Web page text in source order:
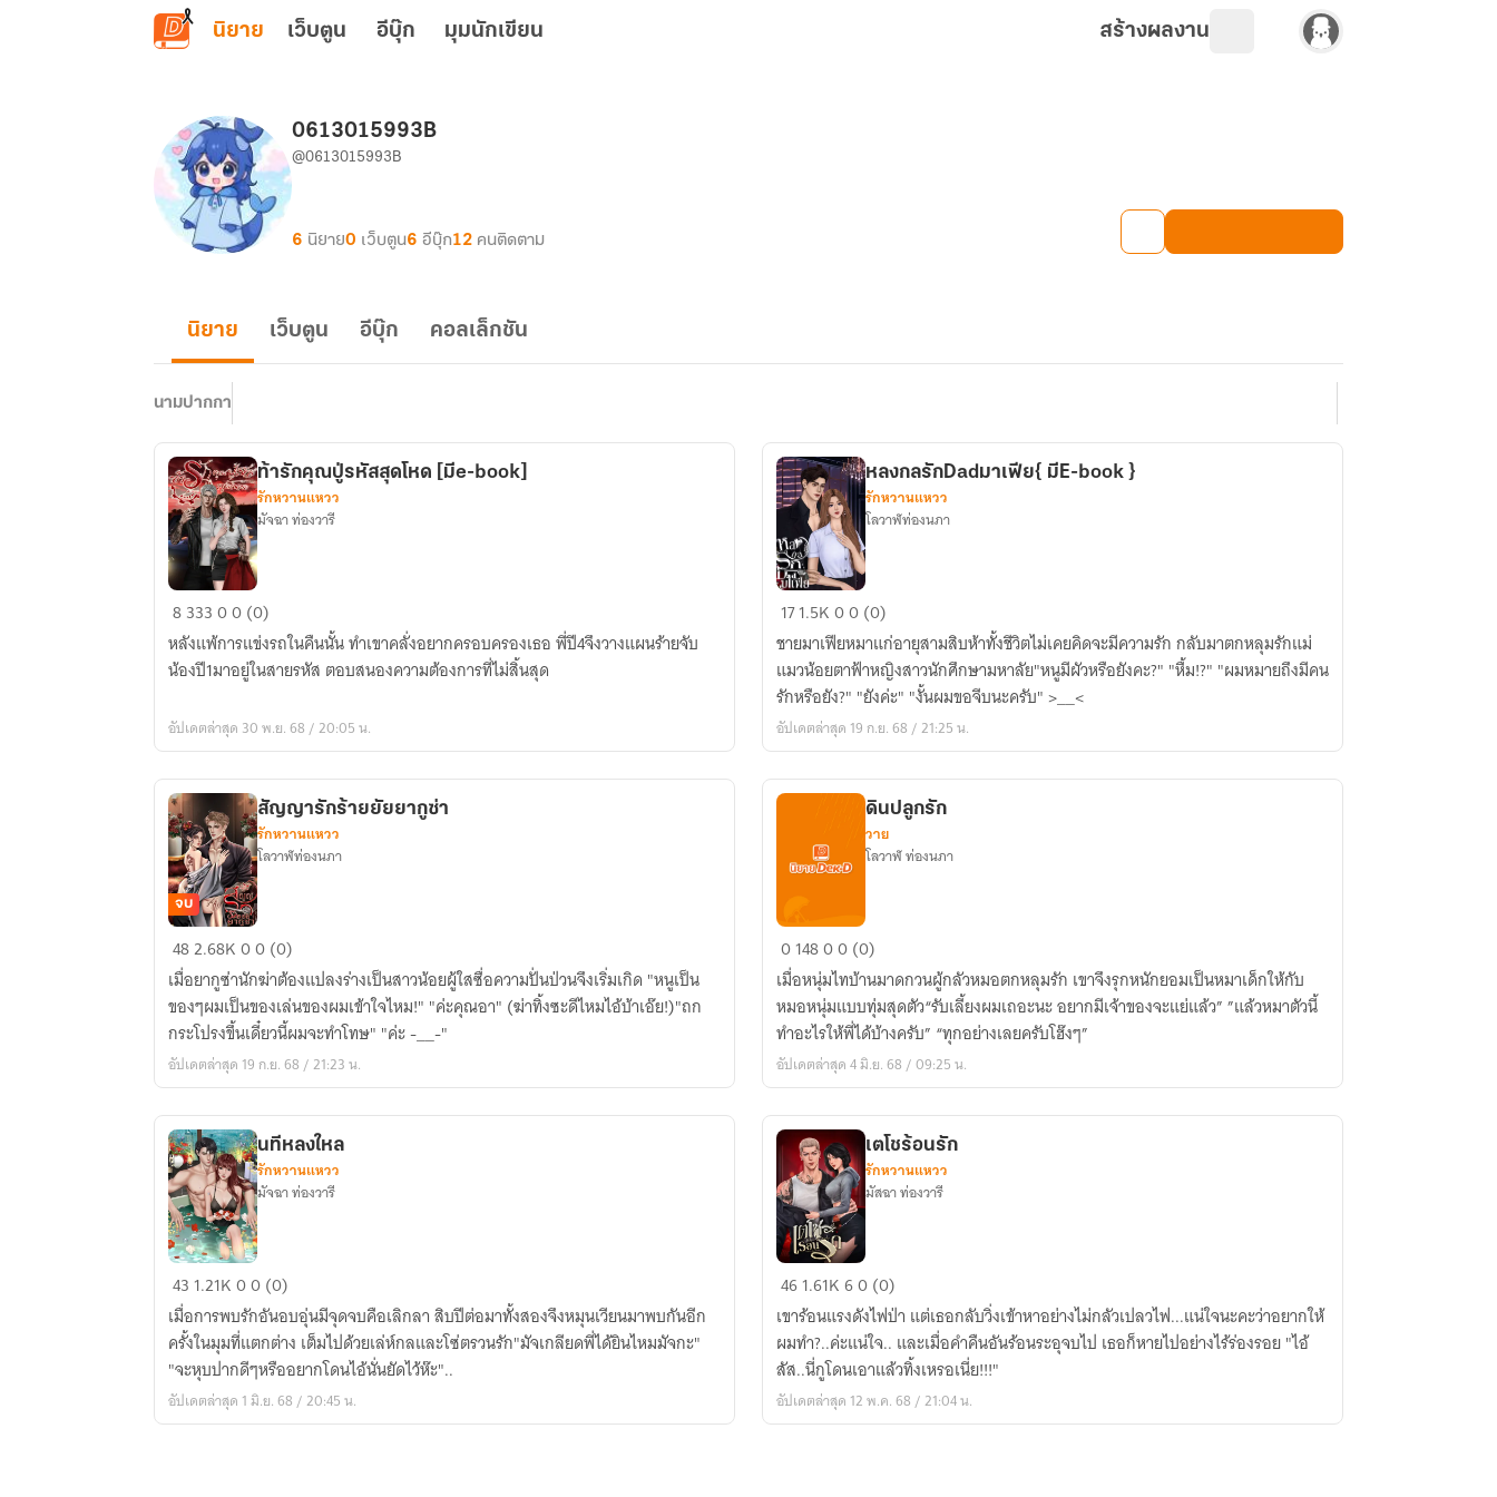
ข้ามไปยังเนื้อหาหลัก
นิยาย เว็บตูน อีบุ๊ก มุมนักเขียน สร้างผลงาน
0613015993B
@0613015993B
6 นิยาย0 เว็บตูน6 อีบุ๊ก12 คนติดตาม
นิยาย เว็บตูน อีบุ๊ก คอลเล็กชัน
นามปากกา
ท้า
รัก
คุณ
ปู่
สุด
[มีe-
book]
ท้ารักคุณปู่รหัสสุดโหด [มีe-book]
รักหวานแหวว
มัจฉา ท่องวารี
833300 (0)
หลังแพ้การแข่งรถในคืนนั้น ทำเขาคลั่งอยากครอบครองเธอ พี่ปี4จึงวางแผนร้ายจับ
น้องปี1มาอยู่ในสายรหัส ตอบสนองความต้องการที่ไม่สิ้นสุด
อัปเดตล่าสุด 30 พ.ย. 68 / 20:05 น.
หลงกล
รักDadมาเฟีย{
มีE-
book
}
หลงกลรักDadมาเฟีย{ มีE-book }
รักหวานแหวว
โลวาฬท่องนภา
171.5K00 (0)
ชายมาเฟียหมาแก่อายุสามสิบห้าทั้งชีวิตไม่เคยคิดจะมีความรัก กลับมาตกหลุมรักแม่
แมวน้อยตาฟ้าหญิงสาวนักศึกษามหาลัย"หนูมีผัวหรือยังคะ?" "หื้ม!?" "ผมหมายถึงมีคน
รักหรือยัง?" "ยังค่ะ" "งั้นผมขอจีบนะครับ" >__<
อัปเดตล่าสุด 19 ก.ย. 68 / 21:25 น.
สัญญา
รัก
ร้าย
ยัย
ยา
กู
จบ
สัญญารักร้ายยัยยากูซ่า
รักหวานแหวว
โลวาฬท่องนภา
482.68K00 (0)
เมื่อยากูซ่านักฆ่าต้องแปลงร่างเป็นสาวน้อยผู้ใสซื่อความปั่นป่วนจึงเริ่มเกิด "หนูเป็น
ของๆผมเป็นของเล่นของผมเข้าใจไหม!" "ค่ะคุณอา" (ฆ่าทิ้งซะดีไหมไอ้บ้าเอ๊ย!)"ถก
กระโปรงขึ้นเดี๋ยวนี้ผมจะทำโทษ" "ค่ะ -__-"
อัปเดตล่าสุด 19 ก.ย. 68 / 21:23 น.
ดิน
ปลูก
รัก
ดินปลูกรัก
วาย
โลวาฬ ท่องนภา
014800 (0)
เมื่อหนุ่มไทบ้านมาดกวนผู้กลัวหมอตกหลุมรัก เขาจึงรุกหนักยอมเป็นหมาเด็กให้กับ
หมอหนุ่มแบบทุ่มสุดตัว“รับเลี้ยงผมเถอะนะ อยากมีเจ้าของจะแย่แล้ว” ”แล้วหมาตัวนี้
ทำอะไรให้พี่ได้บ้างครับ” “ทุกอย่างเลยครับโฮ๊งๆ”
อัปเดตล่าสุด 4 มิ.ย. 68 / 09:25 น.
นที
หลงใหล
นทีหลงใหล
รักหวานแหวว
มัจฉา ท่องวารี
43 1.21K00 (0)
เมื่อการพบรักอันอบอุ่นมีจุดจบคือเลิกลา สิบปีต่อมาทั้งสองจึงหมุนเวียนมาพบกันอีก
ครั้งในมุมที่แตกต่าง เต็มไปด้วยเล่ห์กลและโซ่ตรวนรัก"มัจเกลียดพี่ได้ยินไหมมัจกะ"
"จะหุบปากดีๆหรืออยากโดนไอ้นั่นยัดไว้ห๊ะ"..
อัปเดตล่าสุด 1 มิ.ย. 68 / 20:45 น.
เต
ร้อน
รัก
เตโชร้อนรัก
รักหวานแหวว
มัสฉา ท่องวารี
461.61K60 (0)
เขาร้อนแรงดังไฟป่า แต่เธอกลับวิ่งเข้าหาอย่างไม่กลัวเปลวไฟ...แน่ใจนะคะว่าอยากให้
ผมทำ?..ค่ะแน่ใจ.. และเมื่อคำคืนอันร้อนระอุจบไป เธอก็หายไปอย่างไร้ร่องรอย "ไอ้
สัส..นี่กูโดนเอาแล้วทิ้งเหรอเนี่ย!!!"
อัปเดตล่าสุด 12 พ.ค. 68 / 21:04 น.